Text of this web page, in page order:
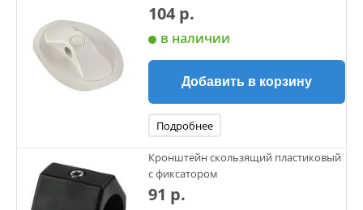
104 р.
в наличии
Добавить в корзину
Подробнее
Кронштейн скользящий пластиковый
с фиксатором
91 р.